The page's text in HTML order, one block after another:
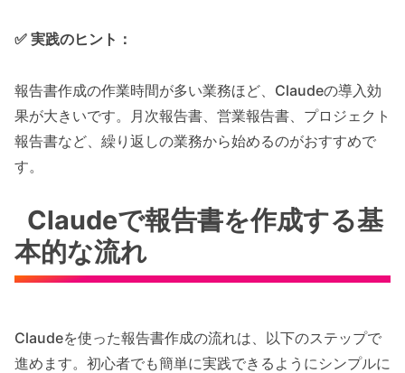
✅ 実践のヒント：
報告書作成の作業時間が多い業務ほど、Claudeの導入効
果が大きいです。月次報告書、営業報告書、プロジェクト
報告書など、繰り返しの業務から始めるのがおすすめで
す。
Claudeで報告書を作成する基
本的な流れ
Claudeを使った報告書作成の流れは、以下のステップで
進めます。初心者でも簡単に実践できるようにシンプルに